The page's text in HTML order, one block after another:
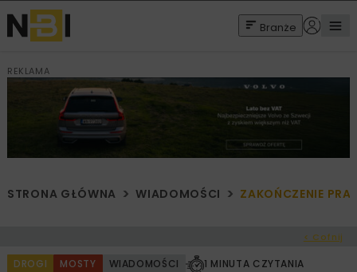
Branże
REKLAMA
STRONA GŁÓWNA WIADOMOŚCI ZAKOŃCZENIE
< Cofnij
DROGI MOSTY WIADOMOŚCI 1 MINUTA CZYTANIA